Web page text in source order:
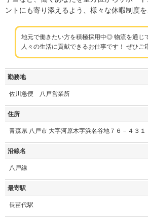
ントにも寄り添えるよう、様々な休暇制度を
地元で働きたい方を積極採用中◎ 物流を通じ
人々の生活に貢献できるお仕事です！ ぜひご
勤務地
佐川急便 八戸営業所
住所
青森県 八戸市 大字河原木字浜名谷地７６－４３１
沿線名
八戸線
最寄駅
長苗代駅